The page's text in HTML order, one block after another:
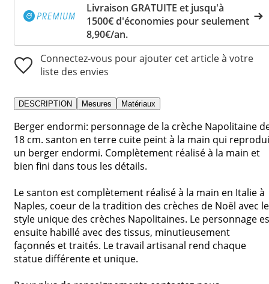
Livraison GRATUITE et jusqu'à
1500€ d'économies pour seulement
8,90€/an.
Connectez-vous pour ajouter cet article à votre
liste des envies
DESCRIPTION Mesures Matériaux
Berger endormi: personnage de la crèche Napolitaine
18 cm. santon en terre cuite peint à la main qui
un berger endormi. Complètement réalisé à la main et
bien fini dans tous les détails.
Le santon est complètement réalisé à la main en Italie à
Naples, coeur de la tradition des crèches de Noël avec le
style unique des crèches Napolitaines. Le personnage
ensuite habillé avec des tissus, minutieusement
façonnés et traités. Le travail artisanal rend chaque
statue différente et unique.